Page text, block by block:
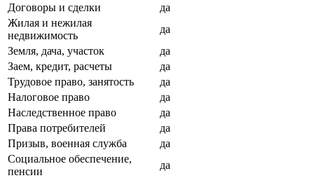
Договоры и сделки
да
Жилая и нежилая
недвижимость
да
Земля, дача, участок
да
Заем, кредит, расчеты
да
Трудовое право, занятость
да
Налоговое право
да
Наследственное право
да
Права потребителей
да
Призыв, военная служба
да
Социальное обеспечение,
пенсии
да